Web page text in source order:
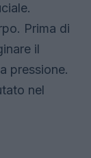
Prima di
il
pressione.
nel